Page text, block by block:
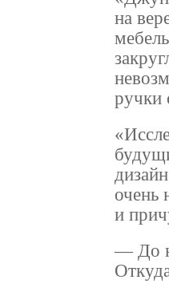
на
ручки
очень
и
— До